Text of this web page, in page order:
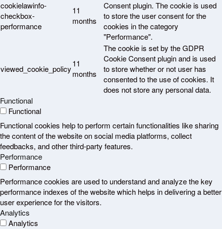
cookielawinfo-
checkbox-
performance
11
months
Consent plugin. The cookie is used
to store the user consent for the
cookies in the category
"Performance".
viewed_cookie_policy
11
months
The cookie is set by the GDPR
Cookie Consent plugin and is used
to store whether or not user has
consented to the use of cookies. It
does not store any personal data.
Functional
Functional
Functional cookies help to perform certain functionalities like sharing
the content of the website on social media platforms, collect
feedbacks, and other third-party features.
Performance
Performance
Performance cookies are used to understand and analyze the key
performance indexes of the website which helps in delivering a better
user experience for the visitors.
Analytics
Analytics